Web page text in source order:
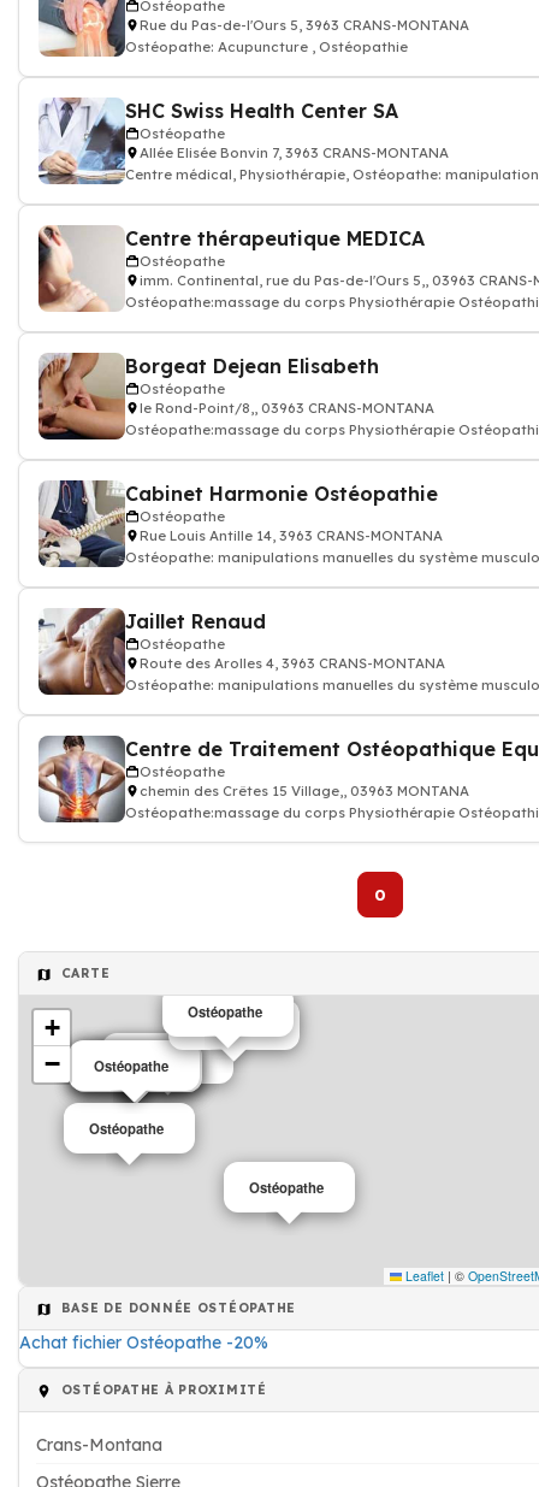
Ostéopathe
Rue du Pas-de-l'Ours 5, 3963 CRANS-MONTANA
Ostéopathe: Acupuncture , Ostéopathie
SHC Swiss Health Center SA
Ostéopathe
Allée Elisée Bonvin 7, 3963 CRANS-MONTANA
Centre médical, Physiothérapie, Ostéopathe:
Centre thérapeutique MEDICA
Ostéopathe
imm. Continental, rue du Pas-de-l'Ours 5,, 03963 CRANS-
Ostéopathe:massage du corps Physiothérapie
Borgeat Dejean Elisabeth
Ostéopathe
le Rond-Point/8,, 03963 CRANS-MONTANA
Ostéopathe:massage du corps Physiothérapie
Cabinet Harmonie Ostéopathie
Ostéopathe
Rue Louis Antille 14, 3963 CRANS-MONTANA
Ostéopathe: manipulations manuelles du système
Jaillet Renaud
Ostéopathe
Route des Arolles 4, 3963 CRANS-MONTANA
Ostéopathe: manipulations manuelles du système
Ostéopathe
chemin des Crêtes 15 Village,, 03963 MONTANA
Ostéopathe:massage du corps Physiothérapie
0
CARTE
OstéopatheOstéopathe
Ostéopathe
Ostéopathe
Ostéopathe
Ostéopathe
Ostéopathe
Ostéopathe
Ostéopathe
+
−
Leaflet | ©
BASE DE DONNÉE OSTÉOPATHE
Achat fichier Ostéopathe -20%
OSTÉOPATHE À PROXIMITÉ
Crans-Montana
Ostéopathe Sierre